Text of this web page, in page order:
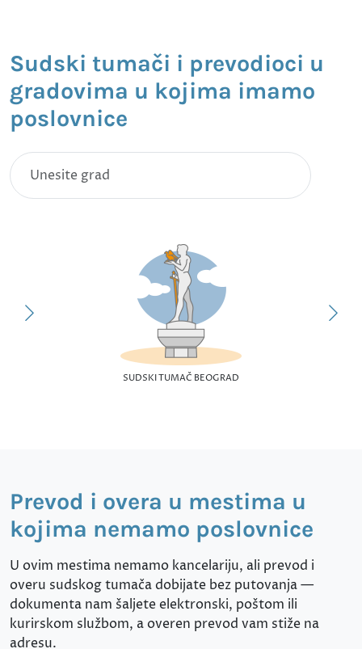
Sudski tumači i prevodioci u
gradovima u kojima imamo
poslovnice
SUDSKI TUMAČ BEOGRAD
Prevod i overa u mestima u
kojima nemamo poslovnice
U ovim mestima nemamo kancelariju, ali prevod i
overu sudskog tumača dobijate bez putovanja —
dokumenta nam šaljete elektronski, poštom ili
kurirskom službom, a overen prevod vam stiže na
adresu.